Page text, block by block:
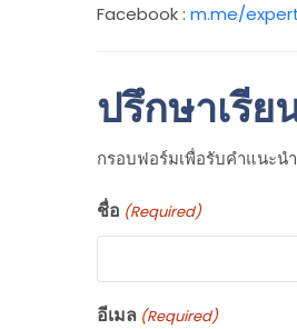
Facebook : m.me/
ปรึกษาเรี
กรอบฟอร์มเพื่อรับคำแนะ
ชื่อ (Required)
อีเมล (Required)